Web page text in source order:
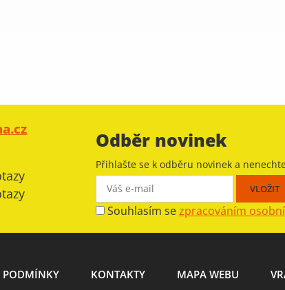
Odběr novinek
Přihlašte se k odběru novinek a
Souhlasím sezpracováním
KONTAKTY MAPA WEBU